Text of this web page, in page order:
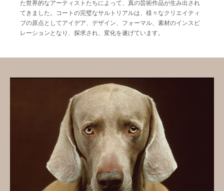
た世界的なアーティストたちによって、真の芸術作品が生み出され
てきました。コートの完璧なサルトリアルは、様々なクリエイティ
ブの原点としてアイデア、デザイン、フォーマル、素材のインスピ
レーションとなり、探求され、変化を遂げています。